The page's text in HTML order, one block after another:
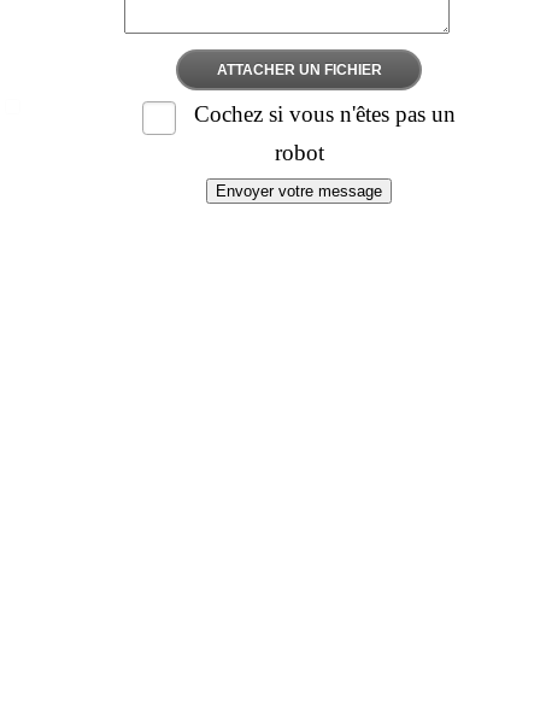
ATTACHER UN FICHIER
Cochez si vous n'êtes pas un
robot